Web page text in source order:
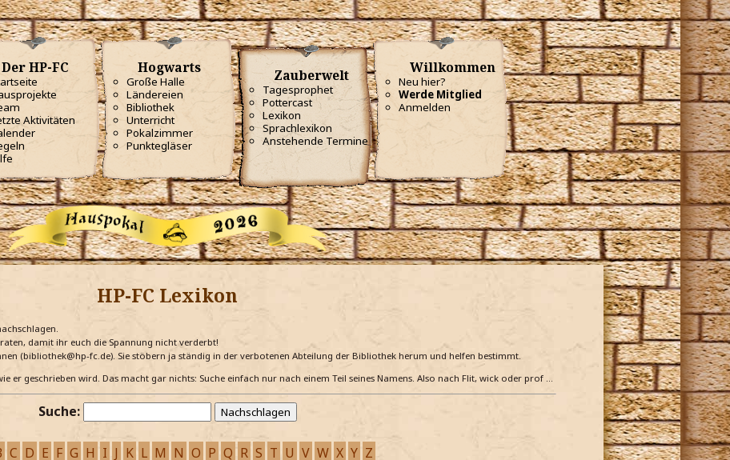
Der HP-FC
Aktivitäten
Hogwarts
Große Halle
Ländereien
Bibliothek
Unterricht
Pokalzimmer
Punktegläser
Zauberwelt
Tagesprophet
Pottercast
Lexikon
Sprachlexikon
Anstehende Termine
Willkommen
Neu hier?
Werde Mitglied
Anmelden
HP-FC Lexikon
damit ihr euch die Spannung nicht verderbt!
(bibliothek@hp-fc.de). Sie stöbern ja ständig in der verbotenen Abteilung der Bibliothek herum und helfen bestimmt.
er geschrieben wird. Das macht gar nichts: Suche einfach nur nach einem Teil seines Namens. Also nach Flit, wick oder prof …
Suche:
C D E F G H I J K L M N O P Q R S T U V W X Y Z